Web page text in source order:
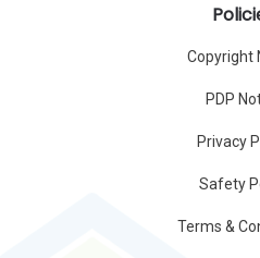
Copyright
PDP
Privacy
Safety
Terms &